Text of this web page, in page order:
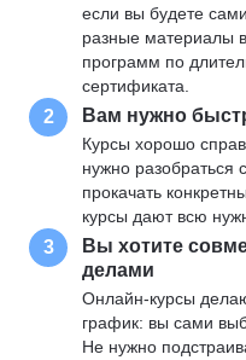
если вы будете
разные материалы
программ по
сертификата.
2 Вам нужно
Курсы хорошо
нужно разобраться
прокачать
курсы дают всю
3
Вы хотите
делами
Онлайн-курсы
график: вы сами
Не нужно